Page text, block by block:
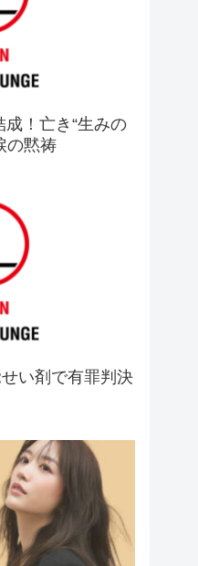
！亡き“生みの
の黙祷
い剤で有罪判決